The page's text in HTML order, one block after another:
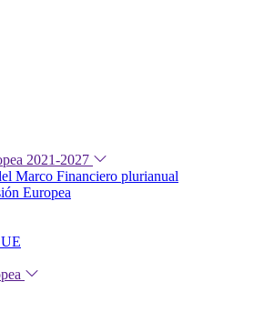
2021-2027
Marco Financiero plurianual
Europea